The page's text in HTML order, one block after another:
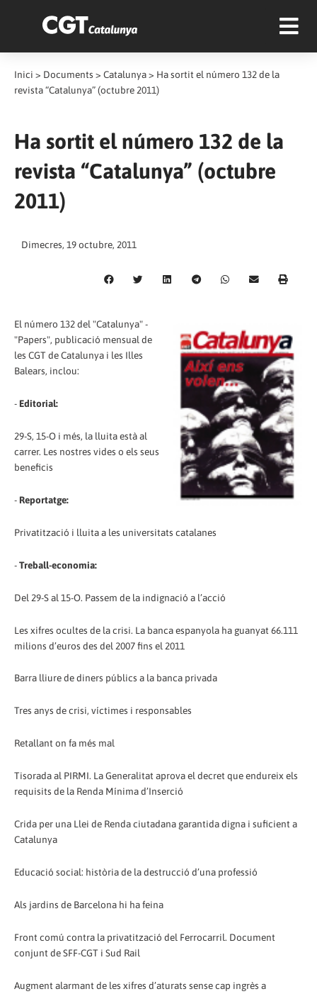
Inici > Documents > Catalunya> Ha sortit el número 132 de la
revista “Catalunya” (octubre 2011)
Ha sortit el número 132 de la
revista “Catalunya” (octubre
2011)
Dimecres, 19 octubre, 2011
El número 132 del "Catalunya" -
"Papers", publicació mensual de
les CGT de Catalunya i les Illes
Balears, inclou:
- Editorial:
29-S, 15-O i més, la lluita està al
carrer. Les nostres vides o els seus
beneficis
- Reportatge:
Privatització i lluita a les universitats catalanes
-Treball-economia:
Del 29-S al 15-O. Passem de la indignació a l’acció
Les xifres ocultes de la crisi. La banca espanyola ha guanyat 66.111
milions d’euros des del 2007 fins el 2011
Barra lliure de diners públics a la banca privada
Tres anys de crisi, víctimes i responsables
Retallant on fa més mal
Tisorada al PIRMI. La Generalitat aprova el decret que endureix els
requisits de la Renda Mínima d’Inserció
Crida per una Llei de Renda ciutadana garantida digna i suficient a
Catalunya
Educació social: història de la destrucció d’una professió
Als jardins de Barcelona hi ha feina
Front comú contra la privatització del Ferrocarril. Document
conjunt de SFF-CGT i Sud Rail
Augment alarmant de les xifres d’aturats sense cap ingrès a